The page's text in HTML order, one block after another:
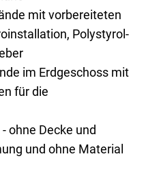
mit vorbereiteten
Polystyrol-
im Erdgeschoss mit
für die
ohne Decke und
und ohne Material